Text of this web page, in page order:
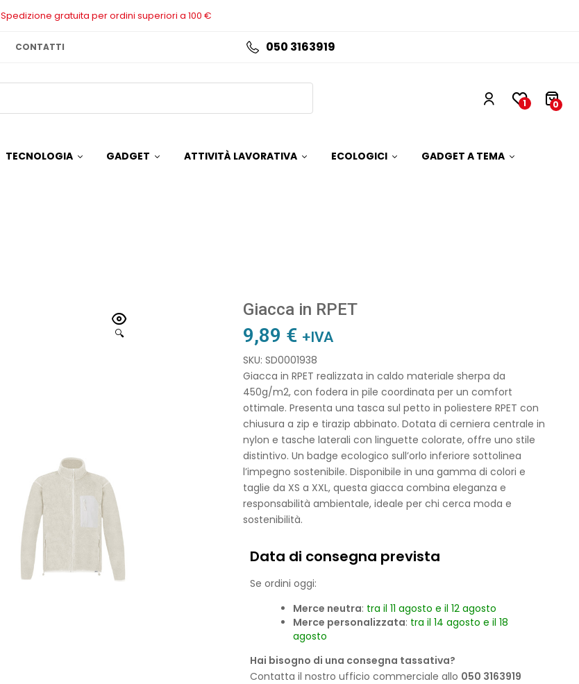
Spedizione gratuita per ordini superiori a 100 €
CONTATTI 050 3163919
1 0
TECNOLOGIA GADGET ATTIVITÀ LAVORATIVA ECOLOGICI GADGET A TEMA
🔍
Giacca in RPET
9,89 € +IVA
SKU: SD0001938
Giacca in RPET realizzata in caldo materiale sherpa da
450g/m2, con fodera in pile coordinata per un comfort
ottimale. Presenta una tasca sul petto in poliestere RPET con
chiusura a zip e tirazip abbinato. Dotata di cerniera centrale in
nylon e tasche laterali con linguette colorate, offre uno stile
distintivo. Un badge ecologico sull’orlo inferiore sottolinea
l’impegno sostenibile. Disponibile in una gamma di colori e
taglie da XS a XXL, questa giacca combina eleganza e
responsabilità ambientale, ideale per chi cerca moda e
sostenibilità.
Data di consegna prevista
Se ordini oggi:
Merce neutra: tra il 11 agosto e il 12 agosto
Merce personalizzata: tra il 14 agosto e il 18
agosto
Hai bisogno di una consegna tassativa?
Contatta il nostro ufficio commerciale allo 050 3163919